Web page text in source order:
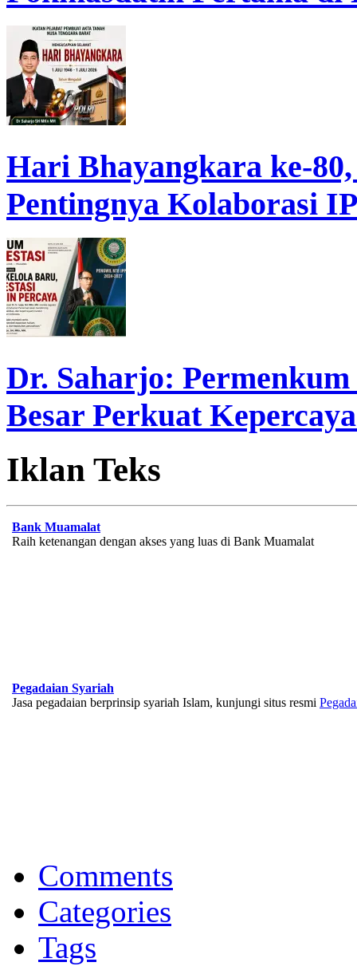
Hari Bhayangkara ke-
Pentingnya Kolaborasi
Dr. Saharjo:
Besar Perkuat
Iklan Teks
Bank Muamalat
Raih ketenangan dengan akses yang luas di Bank Muamalat
Pegadaian Syariah
Jasa pegadaian berprinsip syariah Islam, kunjungi situs resmi
Memberikan yang terbaik sesuai kaidah Islam, kunjungi situs resmi
Comments
Categories
Tags